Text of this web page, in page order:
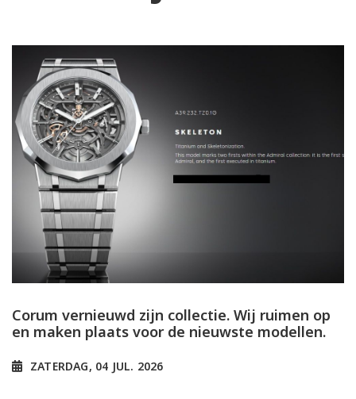
Corum vernieuwd zijn collectie. Wij ruimen op
en maken plaats voor de nieuwste modellen.
ZATERDAG, 04 JUL. 2026